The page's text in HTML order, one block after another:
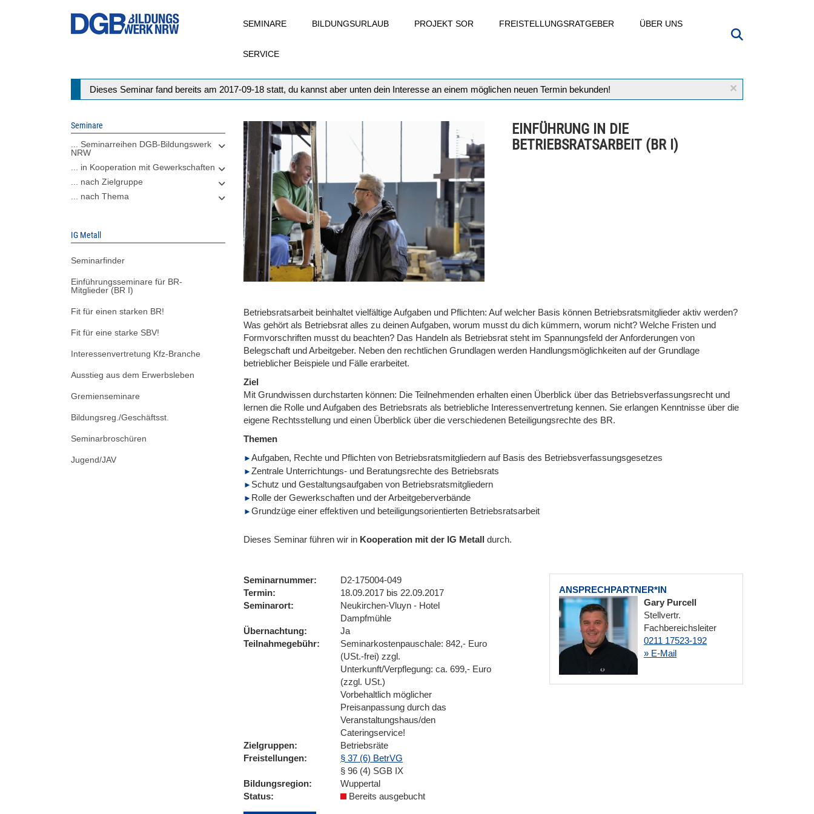
SEMINARE BILDUNGSURLAUB PROJEKT SOR FREISTELLUNGSRATGEBER ÜBER UNS
SERVICE
×
Statusmeldung
Dieses Seminar fand bereits am 2017-09-18 statt, du kannst aber unten dein Interesse an einem möglichen neuen Termin bekunden!
Seminare
... Seminarreihen DGB-Bildungswerk
NRW
... in Kooperation mit Gewerkschaften
... nach Zielgruppe
... nach Thema
IG Metall
Seminarfinder
Einführungsseminare für BR-
Mitglieder (BR I)
Fit für einen starken BR!
Fit für eine starke SBV!
Interessenvertretung Kfz-Branche
Ausstieg aus dem Erwerbsleben
Gremienseminare
Bildungsreg./Geschäftsst.
Seminarbroschüren
Jugend/JAV
EINFÜHRUNG IN DIE
BETRIEBSRATSARBEIT (BR I)
Betriebsratsarbeit beinhaltet vielfältige Aufgaben und Pflichten: Auf welcher Basis können Betriebsratsmitglieder aktiv werden?
Was gehört als Betriebsrat alles zu deinen Aufgaben, worum musst du dich kümmern, worum nicht? Welche Fristen und
Formvorschriften musst du beachten? Das Handeln als Betriebsrat steht im Spannungsfeld der Anforderungen von
Belegschaft und Arbeitgeber. Neben den rechtlichen Grundlagen werden Handlungsmöglichkeiten auf der Grundlage
betrieblicher Beispiele und Fälle erarbeitet.
Ziel
Mit Grundwissen durchstarten können: Die Teilnehmenden erhalten einen Überblick über das Betriebsverfassungsrecht und
lernen die Rolle und Aufgaben des Betriebsrats als betriebliche Interessenvertretung kennen. Sie erlangen Kenntnisse über die
eigene Rechtsstellung und einen Überblick über die verschiedenen Beteiligungsrechte des BR.
Themen
Aufgaben, Rechte und Pflichten von Betriebsratsmitgliedern auf Basis des Betriebsverfassungsgesetzes
Zentrale Unterrichtungs- und Beratungsrechte des Betriebsrats
Schutz und Gestaltungsaufgaben von Betriebsratsmitgliedern
Rolle der Gewerkschaften und der Arbeitgeberverbände
Grundzüge einer effektiven und beteiligungsorientierten Betriebsratsarbeit
Dieses Seminar führen wir in Kooperation mit der IG Metall durch.
ANSPRECHPARTNER*IN
Gary Purcell
Stellvertr.
Fachbereichsleiter
0211 17523-192
» E-Mail
Seminarnummer
D2-175004-049
Termin
18.09.2017 bis 22.09.2017
Seminarort
Neukirchen-Vluyn - Hotel
Dampfmühle
Übernachtung
Ja
Teilnahmegebühr
Seminarkostenpauschale: 842,- Euro
(USt.-frei) zzgl.
Unterkunft/Verpflegung: ca. 699,- Euro
(zzgl. USt.)
Vorbehaltlich möglicher
Preisanpassung durch das
Veranstaltungshaus/den
Cateringservice!
Zielgruppen
Betriebsräte
Freistellungen
§ 37 (6) BetrVG
§ 96 (4) SGB IX
Bildungsregion
Wuppertal
Status
Bereits ausgebucht